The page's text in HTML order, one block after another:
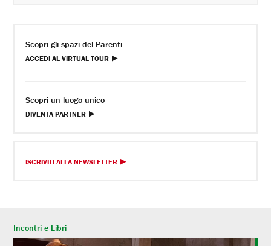
Scopri gli spazi del Parenti
ACCEDI AL VIRTUAL TOUR
Scopri un luogo unico
DIVENTA PARTNER
ISCRIVITI ALLA NEWSLETTER
Incontri e Libri